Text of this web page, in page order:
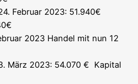
Febru­ar 2023: 51.940€
2023 Han­del mit nun 12
März 2023: 54.070 € Kapi­tal